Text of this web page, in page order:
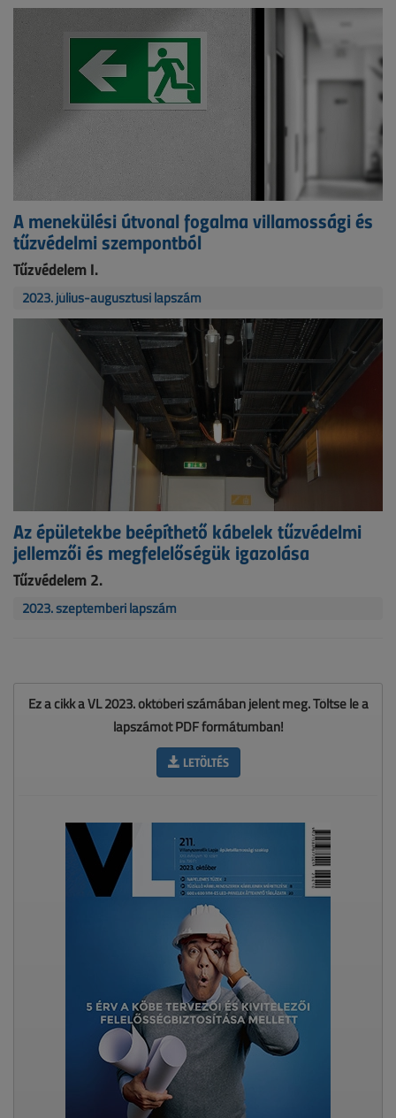
A menekülési útvonal fogalma villamossági és
tűzvédelmi szempontból
Tűzvédelem I.
2023. július-augusztusi lapszám
Az épületekbe beépíthető kábelek tűzvédelmi
jellemzői és megfelelőségük igazolása
Tűzvédelem 2.
2023. szeptemberi lapszám
Ez a cikk a VL 2023. októberi számában jelent meg. Töltse le a
lapszámot PDF formátumban!
LETÖLTÉS